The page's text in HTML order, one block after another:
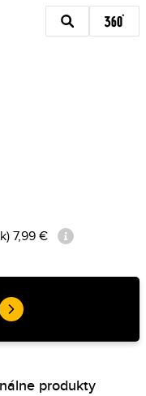
7,99 €
produkty